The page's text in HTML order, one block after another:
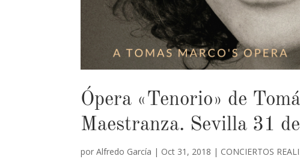
Ópera «Tenorio» de
Maestranza. Sevilla 31
porAlfredo García | Oct 31, 2018 | CONCIERTOS